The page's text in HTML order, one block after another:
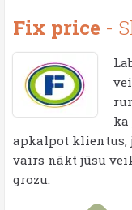
Fix price -
ka
apkalpot klientus,
vairs nākt jūsu
grozu.